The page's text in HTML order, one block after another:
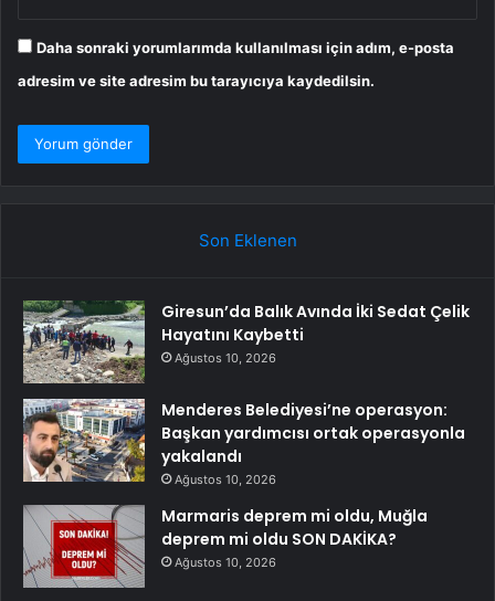
Daha sonraki yorumlarımda kullanılması için adım, e-posta
adresim ve site adresim bu tarayıcıya kaydedilsin.
Son Eklenen
Giresun’da Balık Avında İki Sedat Çelik
Hayatını Kaybetti
Ağustos 10, 2026
Menderes Belediyesi’ne operasyon:
Başkan yardımcısı ortak operasyonla
yakalandı
Ağustos 10, 2026
Marmaris deprem mi oldu, Muğla
deprem mi oldu SON DAKİKA?
Ağustos 10, 2026